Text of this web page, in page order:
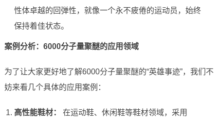
性体卓越的回弹性，就像一个永不疲倦的运动员，始终
保持着佳状态。
案例分析：6000分子量聚醚的应用领域
为了让大家更好地了解6000分子量聚醚的“英雄事迹”，我们不
妨来看几个具体的应用案例：
高性能鞋材：
在运动鞋、休闲鞋等鞋材领域，采用